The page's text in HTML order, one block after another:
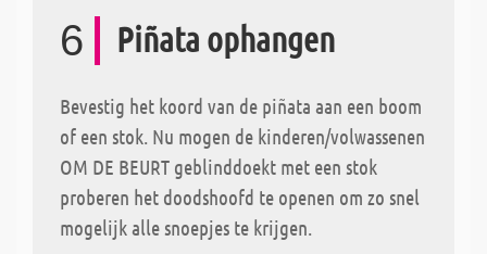
6 Piñata ophangen
Bevestig het koord van de piñata aan een boom
of een stok. Nu mogen de kinderen/volwassenen
OM DE BEURT geblinddoekt met een stok
proberen het doodshoofd te openen om zo snel
mogelijk alle snoepjes te krijgen.